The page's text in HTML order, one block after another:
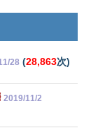
28 (28,863次)
2019/11/2